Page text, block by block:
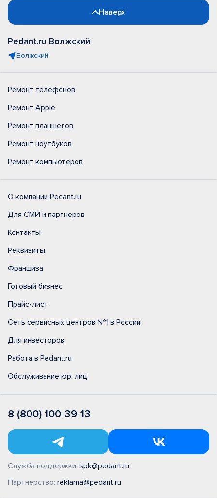
Наверх
Pedant.ru Волжский
Волжский
Ремонт телефонов
Ремонт Apple
Ремонт планшетов
Ремонт ноутбуков
Ремонт компьютеров
О компании Pedant.ru
Для СМИ и партнеров
Контакты
Реквизиты
Франшиза
Готовый бизнес
Прайс-лист
Сеть сервисных центров №1 в России
Для инвесторов
Работа в Pedant.ru
Обслуживание юр. лиц
8 (800) 100-39-13
Служба поддержки: spk@pedant.ru
Партнерство: reklama@pedant.ru